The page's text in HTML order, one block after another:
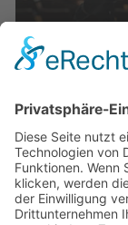
Die
Podcasts,
Entdecken
und
verfügbar.